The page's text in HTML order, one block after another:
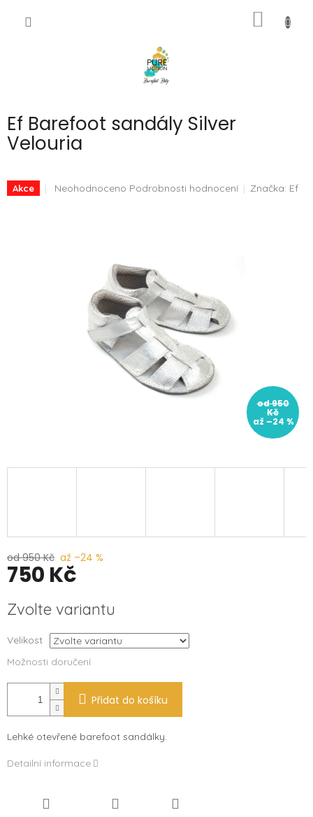
Ef Barefoot sandály Silver
Velouria
Akce
Průměrné
Neohodnoceno Podrobnosti hodnocení Značka: Ef
od 950
Kč
až –24 %
od 950 Kč až –24 %
750 Kč
cena:
Zvolte variantu
Velikost
Možnosti doručení
Přidat do košíku
Lehké otevřené barefoot sandálky.
Detailní informace